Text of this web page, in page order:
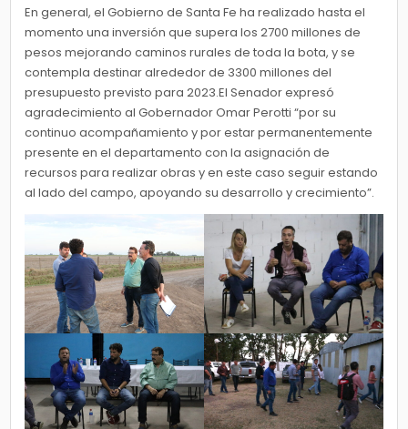
En general, el Gobierno de Santa Fe ha realizado hasta el
momento una inversión que supera los 2700 millones de
pesos mejorando caminos rurales de toda la bota, y se
contempla destinar alrededor de 3300 millones del
presupuesto previsto para 2023.El Senador expresó
agradecimiento al Gobernador Omar Perotti “por su
continuo acompañamiento y por estar permanentemente
presente en el departamento con la asignación de
recursos para realizar obras y en este caso seguir estando
al lado del campo, apoyando su desarrollo y crecimiento”.